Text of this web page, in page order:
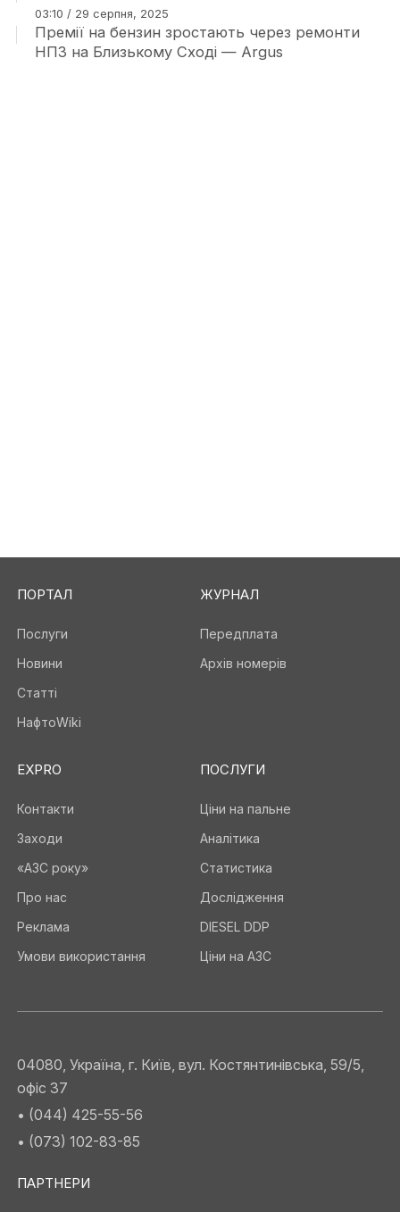
03:10 / 29 серпня, 2025
Премії на бензин зростають через ремонти
НПЗ на Близькому Сході — Argus
ПОРТАЛ
Послуги
Новини
Статті
НафтоWiki
ЖУРНАЛ
Передплата
Архів номерів
EXPRO
Контакти
Заходи
«АЗС року»
Про нас
Реклама
Умови використання
ПОСЛУГИ
Ціни на пальне
Аналітика
Статистика
Дослідження
DIESEL DDP
Ціни на АЗС
04080, Україна, г. Київ, вул. Костянтинівська, 59/5,
офіс 37
• (044) 425-55-56
• (073) 102-83-85
ПАРТНЕРИ